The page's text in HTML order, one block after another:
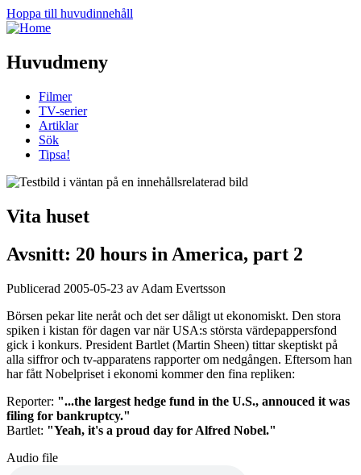
Hoppa till huvudinnehåll
Huvudmeny
Filmer
TV-serier
Artiklar
Sök
Tipsa!
Vita huset
Avsnitt: 20 hours in America, part 2
Publicerad 2005-05-23 av Adam Evertsson
Börsen pekar lite neråt och det ser dåligt ut ekonomiskt. Den stora
spiken i kistan för dagen var när USA:s största värdepappersfond
gick i konkurs. President Bartlet (Martin Sheen) tittar skeptiskt på
alla siffror och tv-apparatens rapporter om nedgången. Eftersom han
har fått Nobelpriset i ekonomi kommer den fina repliken:
Reporter: "...the largest hedge fund in the U.S., annouced it was
filing for bankruptcy."
Bartlet: "Yeah, it's a proud day for Alfred Nobel."
Audio file